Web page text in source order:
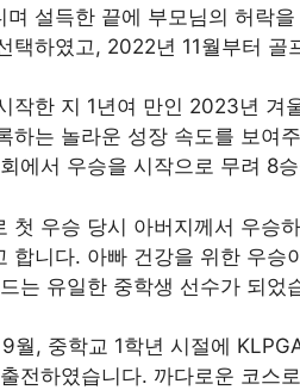
며 설득한 끝에 부모님의 허락
택하였고, 2022년 11월부터
작한 지 1년여 만인 2023년 겨
하는 놀라운 성장 속도를 보여
에서 우승을 시작으로 무려 8
첫 우승 당시 아버지께서 우승
합니다. 아빠 건강을 위한 우
는 유일한 중학생 선수가 되었
월, 중학교 1학년 시절에
전하였습니다. 까다로운 코스